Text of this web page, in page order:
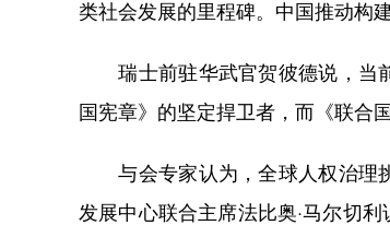
类社会发展的里程碑。中国推动构
瑞士前驻华武官贺彼德说，当前
国宪章》的坚定捍卫者，而《联合
与会专家认为，全球人权治理挑
发展中心联合主席法比奥·马尔切